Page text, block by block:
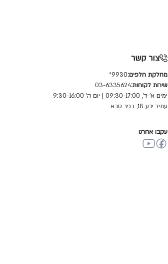
צור קשר
מחלקת חלפים:9930*
שירות לקוחות:03-6335624
ימים א'-ד', 09:30-17:00 | יום ה' 9:30-16:00
עתיר ידע 18, כפר סבא
עקבו אחרנו